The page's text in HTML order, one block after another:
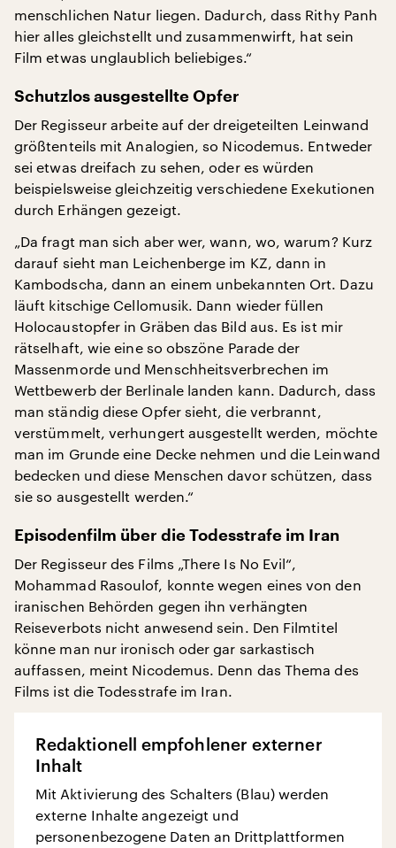
menschlichen Natur liegen. Dadurch, dass Rithy Panh
hier alles gleichstellt und zusammenwirft, hat sein
Film etwas unglaublich beliebiges.“
Schutzlos ausgestellte Opfer
Der Regisseur arbeite auf der dreigeteilten Leinwand
größtenteils mit Analogien, so Nicodemus. Entweder
sei etwas dreifach zu sehen, oder es würden
beispielsweise gleichzeitig verschiedene Exekutionen
durch Erhängen gezeigt.
„Da fragt man sich aber wer, wann, wo, warum? Kurz
darauf sieht man Leichenberge im KZ, dann in
Kambodscha, dann an einem unbekannten Ort. Dazu
läuft kitschige Cellomusik. Dann wieder füllen
Holocaustopfer in Gräben das Bild aus. Es ist mir
rätselhaft, wie eine so obszöne Parade der
Massenmorde und Menschheitsverbrechen im
Wettbewerb der Berlinale landen kann. Dadurch, dass
man ständig diese Opfer sieht, die verbrannt,
verstümmelt, verhungert ausgestellt werden, möchte
man im Grunde eine Decke nehmen und die Leinwand
bedecken und diese Menschen davor schützen, dass
sie so ausgestellt werden.“
Episodenfilm über die Todesstrafe im Iran
Der Regisseur des Films „There Is No Evil“,
Mohammad Rasoulof, konnte wegen eines von den
iranischen Behörden gegen ihn verhängten
Reiseverbots nicht anwesend sein. Den Filmtitel
könne man nur ironisch oder gar sarkastisch
auffassen, meint Nicodemus. Denn das Thema des
Films ist die Todesstrafe im Iran.
Redaktionell empfohlener externer
Inhalt
Mit Aktivierung des Schalters (Blau) werden
externe Inhalte angezeigt und
personenbezogene Daten an Drittplattformen